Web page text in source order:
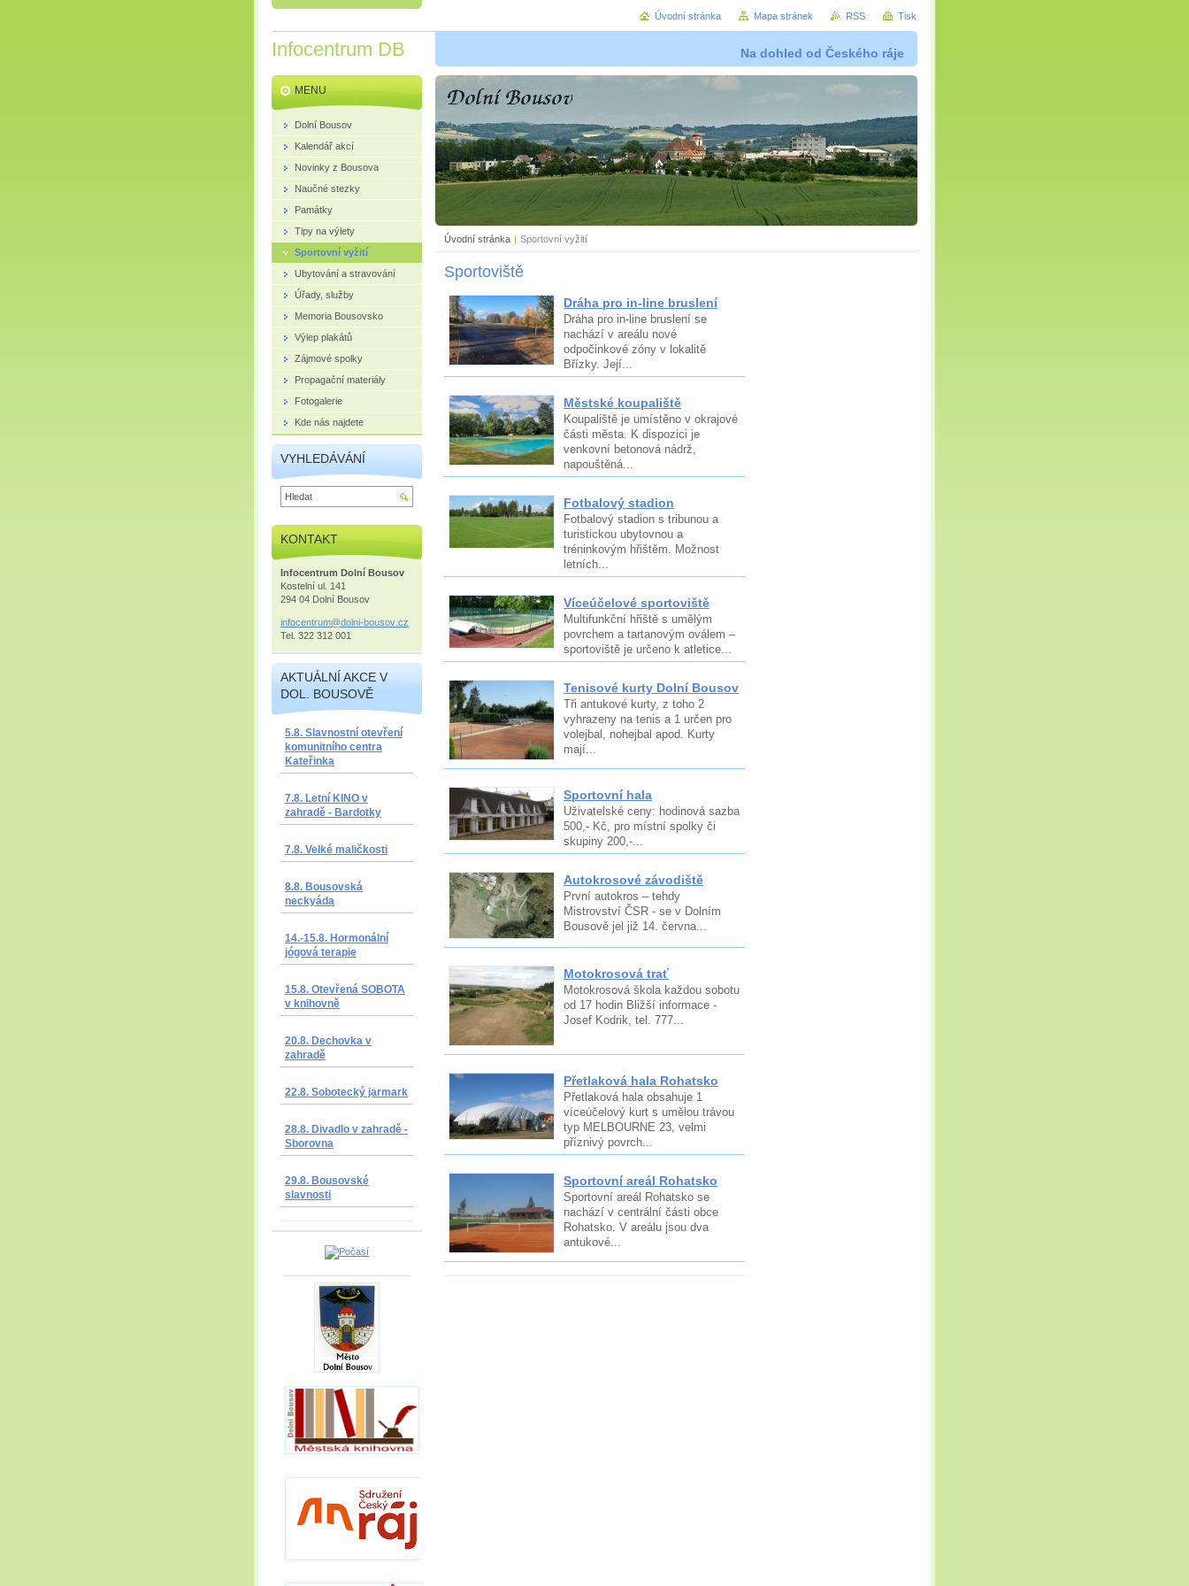
Infocentrum DB Na dohled od Českého ráje
Úvodní stránka | Sportovní vyžití
Sportoviště
Dráha pro in-line bruslení
Dráha pro in-line bruslení se
nachází v areálu nové
odpočinkové zóny v lokalitě
Břízky. Její...
Městské koupaliště
Koupaliště je umístěno v okrajové
části města. K dispozici je
venkovní betonová nádrž,
napouštěná...
Fotbalový stadion
Fotbalový stadion s tribunou a
turistickou ubytovnou a
tréninkovým hřištěm. Možnost
letních...
Víceúčelové sportoviště
Multifunkční hřiště s umělým
povrchem a tartanovým oválem –
sportoviště je určeno k atletice...
Tenisové kurty Dolní Bousov
Tři antukové kurty, z toho 2
vyhrazeny na tenis a 1 určen pro
volejbal, nohejbal apod. Kurty
mají...
Sportovní hala
Uživatelské ceny: hodinová sazba
500,- Kč, pro místní spolky či
skupiny 200,-...
Autokrosové závodiště
První autokros – tehdy
Mistrovství ČSR - se v Dolním
Bousově jel již 14. června...
Motokrosová trať
Motokrosová škola každou sobotu
od 17 hodin Bližší informace -
Josef Kodrik, tel. 777...
Přetlaková hala Rohatsko
Přetlaková hala obsahuje 1
víceúčelový kurt s umělou trávou
typ MELBOURNE 23, velmi
příznivý povrch...
Sportovní areál Rohatsko
Sportovní areál Rohatsko se
nachází v centrální části obce
Rohatsko. V areálu jsou dva
antukové...
MENU
Dolní Bousov
Kalendář akcí
Novinky z Bousova
Naučné stezky
Památky
Tipy na výlety
Sportovní vyžití
Ubytování a stravování
Úřady, služby
Memoria Bousovsko
Výlep plakátů
Zájmové spolky
Propagační materiály
Fotogalerie
Kde nás najdete
VYHLEDÁVÁNÍ
KONTAKT
Infocentrum Dolní Bousov
Kostelní ul. 141
294 04 Dolní Bousov
infocentrum@dolni-bousov .cz
Tel. 322 312 001
AKTUÁLNÍ AKCE V
DOL. BOUSOVĚ
5.8. Slavnostní otevření
komunitního centra
Kateřinka
7.8. Letní KINO v
zahradě - Bardotky
7.8. Velké maličkosti
8.8. Bousovská
neckyáda
14.-15.8. Hormonální
jógová terapie
15.8. Otevřená SOBOTA
v knihovně
20.8. Dechovka v
zahradě
22.8. Sobotecký jarmark
28.8. Divadlo v zahradě -
Sborovna
29.8. Bousovské
slavnosti
Úvodní stránka Mapa stránek RSS Tisk